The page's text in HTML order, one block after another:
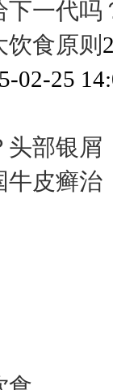
下一代吗
食原则
02-25
头部银屑
牛皮癣治